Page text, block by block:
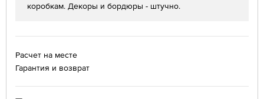
коробкам. Декоры и бордюры - штучно.
Расчет на месте
Гарантия и возврат